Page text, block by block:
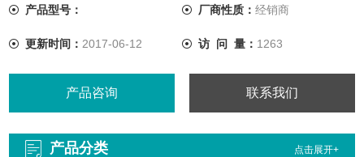
产品型号：
厂商性质： 经销商
更新时间： 2017-06-12 访 问 量： 1263
产品咨询 联系我们
产品分类 点击展开+